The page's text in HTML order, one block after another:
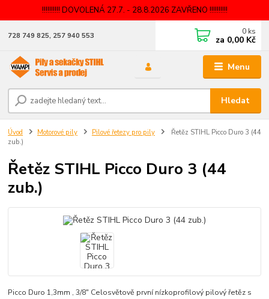
!!!!!!!!!! DOVOLENÁ 27.7. - 28.8.2026 ZAVŘENO !!!!!!!!!!
Menu
Hledat
728 749 825, 257 940 553 0 ks
za 0,00 Kč
Úvod Motorové pily Pilové řetezy pro pily
Řetěz STIHL Picco Duro 3 (44
zub.)
Řetěz STIHL Picco Duro 3 (44
zub.)
Picco Duro 1,3mm , 3/8" Celosvětově první nízkoprofilový pilový řetěz s